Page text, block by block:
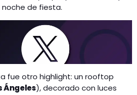
de fiesta.
fue otro highlight: un rooftop
Ángeles), decorado con luces